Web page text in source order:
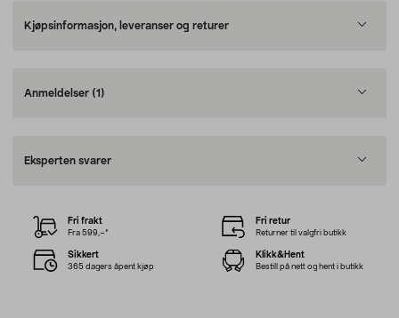
Kjøpsinformasjon, leveranser og returer
Anmeldelser (1)
Eksperten svarer
Fri frakt
Fra 599,–*
Fri retur
Returner til valgfri butikk
Sikkert
365 dagers åpent kjøp
Klikk&Hent
Bestill på nett og hent i butikk